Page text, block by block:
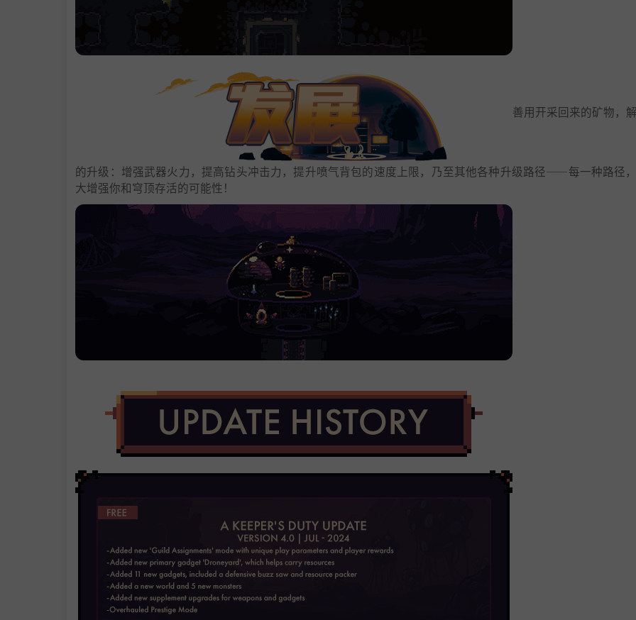
善用开采回来的矿物，
的升级：增强武器火力，提高钻头冲击力，提升喷气背包的速度上限，乃至其他各种升级路径——每一种路径
大增强你和穹顶存活的可能性！